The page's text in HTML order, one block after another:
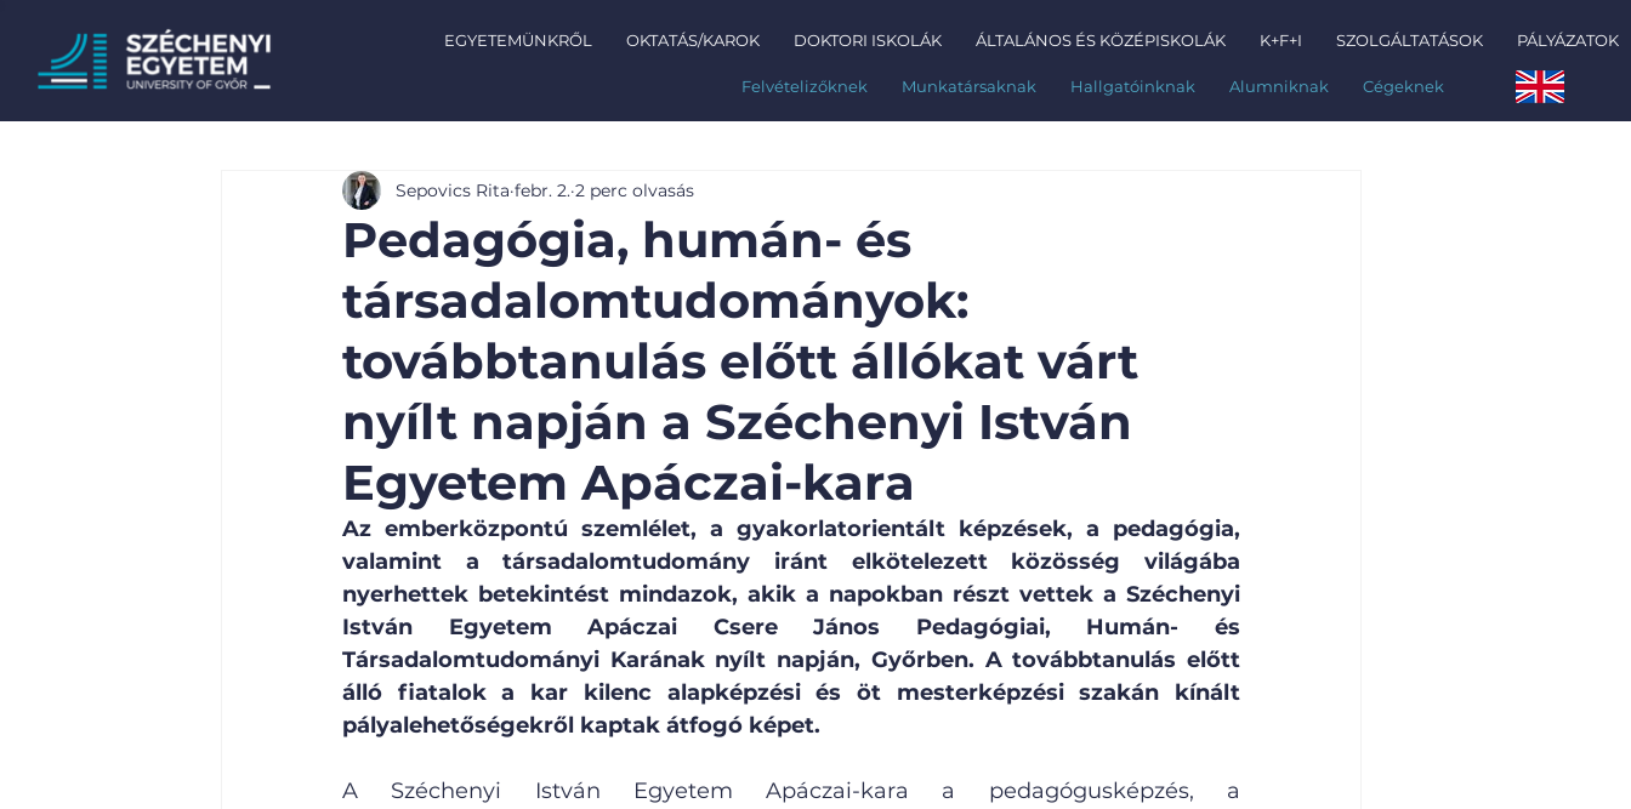
Felvételizőknek Munkatársaknak Hallgatóinknak Alumniknak Cégeknek
EGYETEMÜNKRŐL OKTATÁS/KAROK DOKTORI ISKOLÁK ÁLTALÁNOS ÉS KÖZÉPISKOLÁK K+F+I SZOLGÁLTATÁSOK PÁLYÁZATOK
Pedagógia, humán- és
társadalomtudományok:
továbbtanulás előtt állókat várt
nyílt napján a Széchenyi István
Egyetem Apáczai-kara
Sepovics Rita febr. 2. 2 perc olvasás
Az emberközpontú szemlélet, a gyakorlatorientált képzések, a pedagógia,
valamint a társadalomtudomány iránt elkötelezett közösség világába
nyerhettek betekintést mindazok, akik a napokban részt vettek a Széchenyi
István Egyetem Apáczai Csere János Pedagógiai, Humán- és
Társadalomtudományi Karának nyílt napján, Győrben. A továbbtanulás előtt
álló fiatalok a kar kilenc alapképzési és öt mesterképzési szakán kínált
pályalehetőségekről kaptak átfogó képet.
A Széchenyi István Egyetem Apáczai-kara a pedagógusképzés, a